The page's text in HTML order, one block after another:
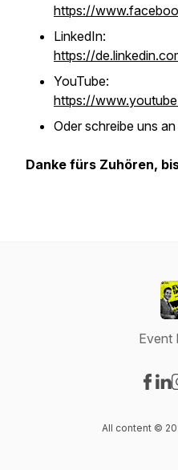
https://
LinkedIn:
https://
YouTube:
https://
Oder schreibe uns an
Danke fürs Zuhören,
Event
All content ©